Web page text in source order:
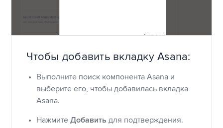
Чтобы добавить вкладку Asana:
Выполните поиск компонента Asana и
выберите его, чтобы добавилась вкладка
Asana.
НажмитеДобавить для подтверждения.